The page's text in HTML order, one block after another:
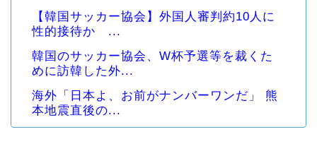
【韓国サッカー協会】外国人審判約10人に
性的接待か ...
韓国のサッカー協会、W杯予選等を裁くた
めに訪韓した外...
海外「日本よ、お前がナンバーワンだ」 熊
本地震直後の...